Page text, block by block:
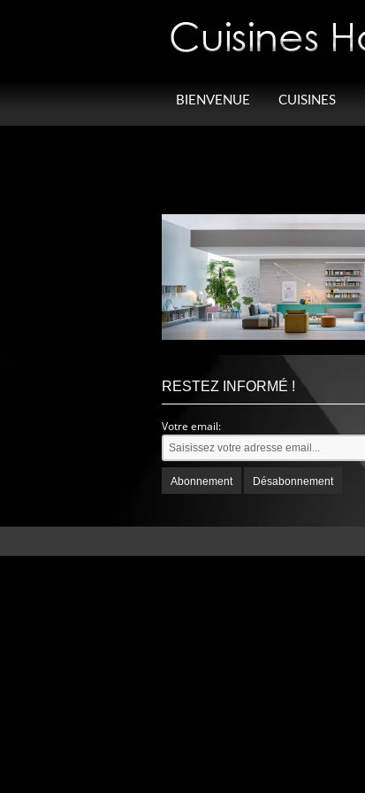
BIENVENUE CUISINES
RESTEZ INFORMÉ !
Votre email: